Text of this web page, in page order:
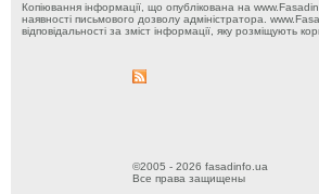
Копіювання інформації, що опублікована на
наявності письмового дозволу адміністратора.
відповідальності за зміст інформації, яку розміщують
©2005 - 2026 fasadinfo.ua
Все права защищены